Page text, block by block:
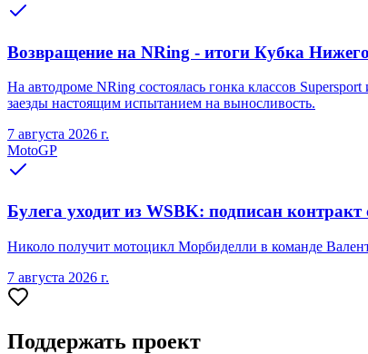
Возвращение на NRing - итоги Кубка
На автодроме NRing состоялась гонка классов
заезды настоящим испытанием на выносливость.
7 августа 2026 г.
MotoGP
Булега уходит из WSBK: подписан
Николо получит мотоцикл Морбиделли в команде
7 августа 2026 г.
Поддержать проект